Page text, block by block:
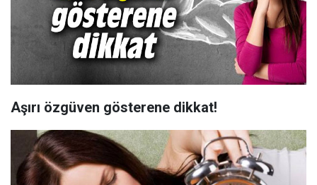
Aşırı özgüven gösterene dikkat!